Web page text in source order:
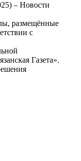
– Новости
размещённые
с
Газета».